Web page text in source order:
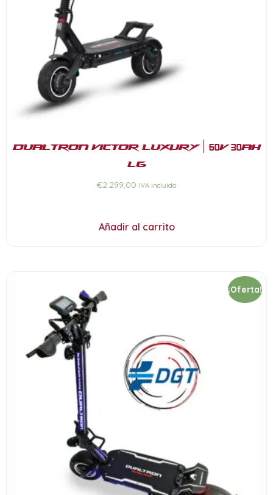
Dualtron Victor Luxury | 60V 30Ah
LG
€2.299,00 IVA incluido
Añadir al carrito
¡Oferta!